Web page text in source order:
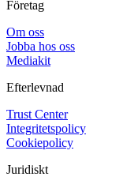
Företag
Om oss
Jobba hos oss
Mediakit
Efterlevnad
Trust Center
Integritetspolicy
Cookiepolicy
Juridiskt